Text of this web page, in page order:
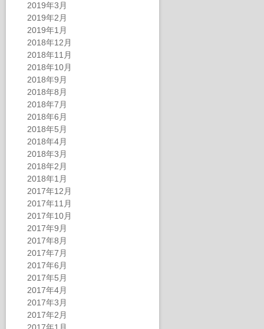
2019年3月
2019年2月
2019年1月
2018年12月
2018年11月
2018年10月
2018年9月
2018年8月
2018年7月
2018年6月
2018年5月
2018年4月
2018年3月
2018年2月
2018年1月
2017年12月
2017年11月
2017年10月
2017年9月
2017年8月
2017年7月
2017年6月
2017年5月
2017年4月
2017年3月
2017年2月